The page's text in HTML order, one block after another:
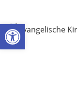
springen
Werkzeugleiste öffnen